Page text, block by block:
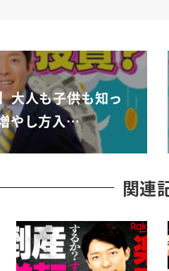
て見たら206万円バイ
複利だったんです
ぁと思うかもしれないそれが
ード
で約梅入りだったんですよ
の世代は預金大好きなんです
すよ傷さえ人気や増えるよって
れないなぜならそういう時代
の定期預金ですらも0.01%か
大人も子供も知っ
やし方入…
関連